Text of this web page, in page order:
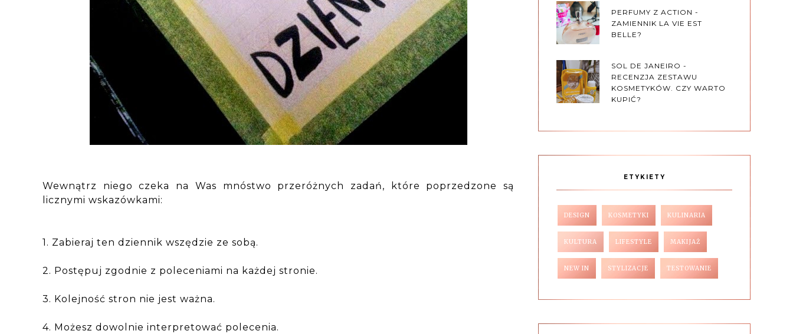
Wewnątrz niego czeka na Was mnóstwo przeróżnych zadań, które poprzedzone są
licznymi wskazówkami:
1. Zabieraj ten dziennik wszędzie ze sobą.
2. Postępuj zgodnie z poleceniami na każdej stronie.
3. Kolejność stron nie jest ważna.
4. Możesz dowolnie interpretować polecenia.
PERFUMY Z ACTION -
ZAMIENNIK LA VIE EST
BELLE?
SOL DE JANEIRO -
RECENZJA ZESTAWU
KOSMETYKÓW. CZY WARTO
KUPIĆ?
ETYKIETY
DESIGN KOSMETYKI KULINARIA
KULTURA LIFESTYLE MAKIJAŻ
NEW IN STYLIZACJE TESTOWANIE